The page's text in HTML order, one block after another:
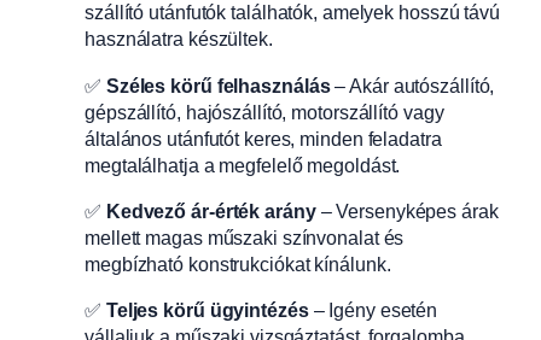
szállító utánfutók találhatók, amelyek hosszú távú
használatra készültek.
✅ Széles körű felhasználás– Akár autószállító,
gépszállító, hajószállító, motorszállító vagy
általános utánfutót keres, minden feladatra
megtalálhatja a megfelelő megoldást.
✅ Kedvező ár-érték arány– Versenyképes árak
mellett magas műszaki színvonalat és
megbízható konstrukciókat kínálunk.
✅ Teljes körű ügyintézés– Igény esetén